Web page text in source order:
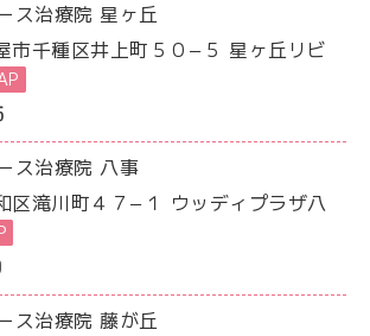
ス治療院 星ヶ丘
市千種区井上町５０−５ 星ヶ丘リビ
ス治療院 八事
区滝川町４７−１ ウッディプラザ八
ス治療院 藤が丘